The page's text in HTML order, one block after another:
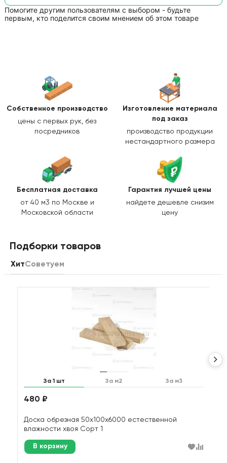
Помогите другим пользователям с выбором - будьте
первым, кто поделится своим мнением об этом товаре
Собственное производство
цены с первых рук, без
посредников
Изготовление материала
под заказ
производство продукции
нестандартного размера
Бесплатная доставка
от 40 м3 по Москве и
Московской области
Гарантия лучшей цены
найдете дешевле снизим
цену
Подборки товаров
ХитСоветуем
За 1 шт За м2 За м3
480 ₽
Доска обрезная 50х100х6000 естественной
влажности хвоя Сорт 1
В корзину